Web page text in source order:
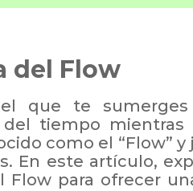
del Flow
que te
tiempo
como el “Flow”
En este artículo,
Flow para ofrecer